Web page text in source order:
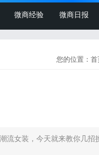
微商经验 微商日报
您的位置： 首
流女装，今天就来教你几招